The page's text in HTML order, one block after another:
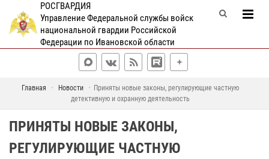
РОСГВАРДИЯ
Управление Федеральной службы войск
национальной гвардии Российской
Федерации по Ивановской области
Главная Новости
Приняты новые законы, регулирующие частную
детективную и охранную деятельность
ПРИНЯТЫ НОВЫЕ ЗАКОНЫ,
РЕГУЛИРУЮЩИЕ ЧАСТНУЮ